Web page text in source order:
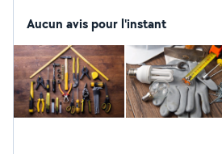
meubles Petits travaux de jardinage Électricité &
diverses nettoyage de vos toitures et gouttières ￼ Auto-
Aucun avis pour l'instant